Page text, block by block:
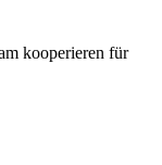
kooperieren für